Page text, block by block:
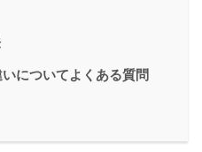
についてよくある質問